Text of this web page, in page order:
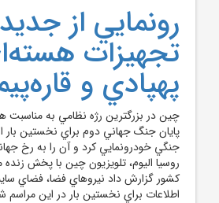
رونمايي از
تجهيزات
پهپادي و
چين در بزرگترين رژه نظامي به مناسبت
پايان جنگ جهاني دوم براي نخستين بار
جنگي خودرونمايي کرد و آن را به رخ
روسيا اليوم، تلويزيون چين با پخش
کشور گزارش داد نيروهاي فضا، فضاي
اطلاعات براي نخستين بار در اين مراسم